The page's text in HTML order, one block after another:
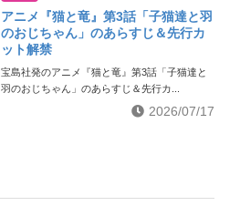
アニメ『猫と竜』第3話「子猫達と羽
のおじちゃん」のあらすじ＆先行カ
ット解禁
宝島社発のアニメ『猫と竜』第3話「子猫達と
羽のおじちゃん」のあらすじ＆先行カ...
2026/07/17